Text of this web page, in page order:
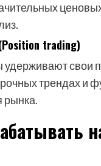
trading)
свои
трендах и
рынка.